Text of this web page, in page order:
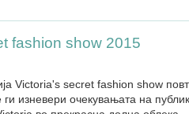
fashion show 2015
Victoria's secret fashion show
ги изневери очекувањата на